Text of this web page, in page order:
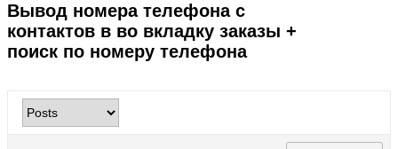
Вывод номера телефона с
контактов в во вкладку заказы +
поиск по номеру телефона